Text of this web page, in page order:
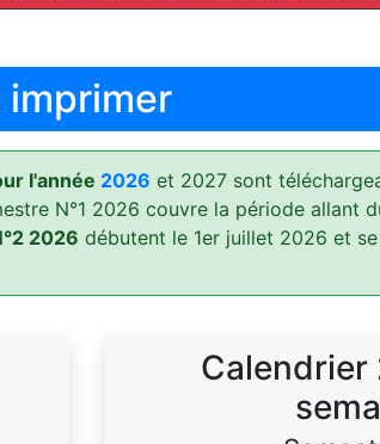
imprimer
l'année 2026 et 2027 sont
N°1 2026 couvre la période allant
2026 débutent le 1er juillet 2026 et
Calendrier